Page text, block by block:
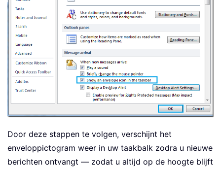
Door deze stappen te volgen, verschijnt het
enveloppictogram weer in uw taakbalk zodra u nieuwe
berichten ontvangt — zodat u altijd op de hoogte blijft